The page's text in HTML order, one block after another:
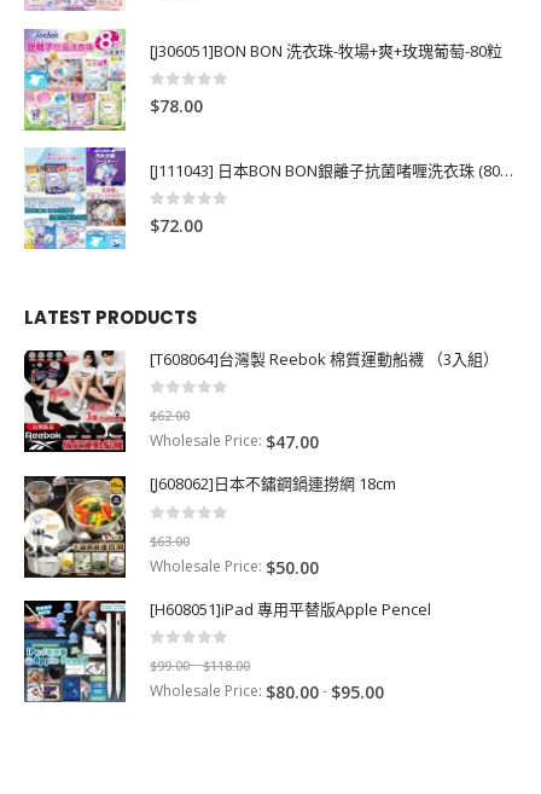
[J306051]BON BON 洗衣珠-牧場+爽+玫瑰葡萄-80粒
0out of 5
$78.00
[J111043] 日本BON BON銀離子抗菌啫喱洗衣珠 (80粒)
0out of 5
$72.00
LATEST PRODUCTS
[T608064]台灣製 Reebok 棉質運動船襪 （3入組）
$62.00
Wholesale Price: $47.00
[J608062]日本不鏽鋼鍋連撈網 18cm
$63.00
Wholesale Price: $50.00
[H608051]iPad 專用平替版Apple Pencel
$99.00 – $118.00P
r
Wholesale Price: $80.00- $95.00